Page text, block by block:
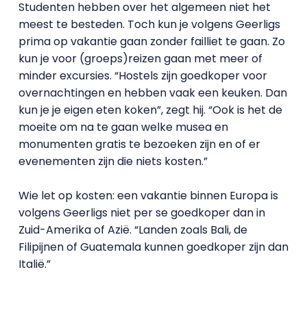
Studenten hebben over het algemeen niet het
meest te besteden. Toch kun je volgens Geerligs
prima op vakantie gaan zonder failliet te gaan. Zo
kun je voor (groeps)reizen gaan met meer of
minder excursies. “Hostels zijn goedkoper voor
overnachtingen en hebben vaak een keuken. Dan
kun je je eigen eten koken”, zegt hij. “Ook is het de
moeite om na te gaan welke musea en
monumenten gratis te bezoeken zijn en of er
evenementen zijn die niets kosten.”
Wie let op kosten: een vakantie binnen Europa is
volgens Geerligs niet per se goedkoper dan in
Zuid-Amerika of Azië. “Landen zoals Bali, de
Filipijnen of Guatemala kunnen goedkoper zijn dan
Italië.”